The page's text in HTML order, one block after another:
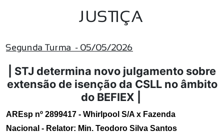
JUSTIÇA
Segunda Turma - 05/05/2026
| STJ determina novo julgamento sobre
extensão de isenção da CSLL no âmbito
do BEFIEX |
AREsp nº 2899417 - Whirlpool S/A x Fazenda
Nacional - Relator: Min. Teodoro Silva Santos